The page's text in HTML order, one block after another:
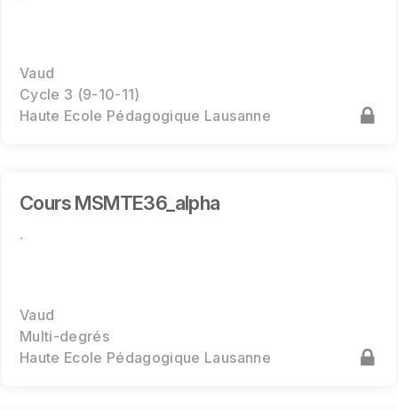
Vaud
Cycle 3 (9-10-11)
Haute Ecole Pédagogique Lausanne
Cours MSMTE36_alpha
.
Vaud
Multi-degrés
Haute Ecole Pédagogique Lausanne